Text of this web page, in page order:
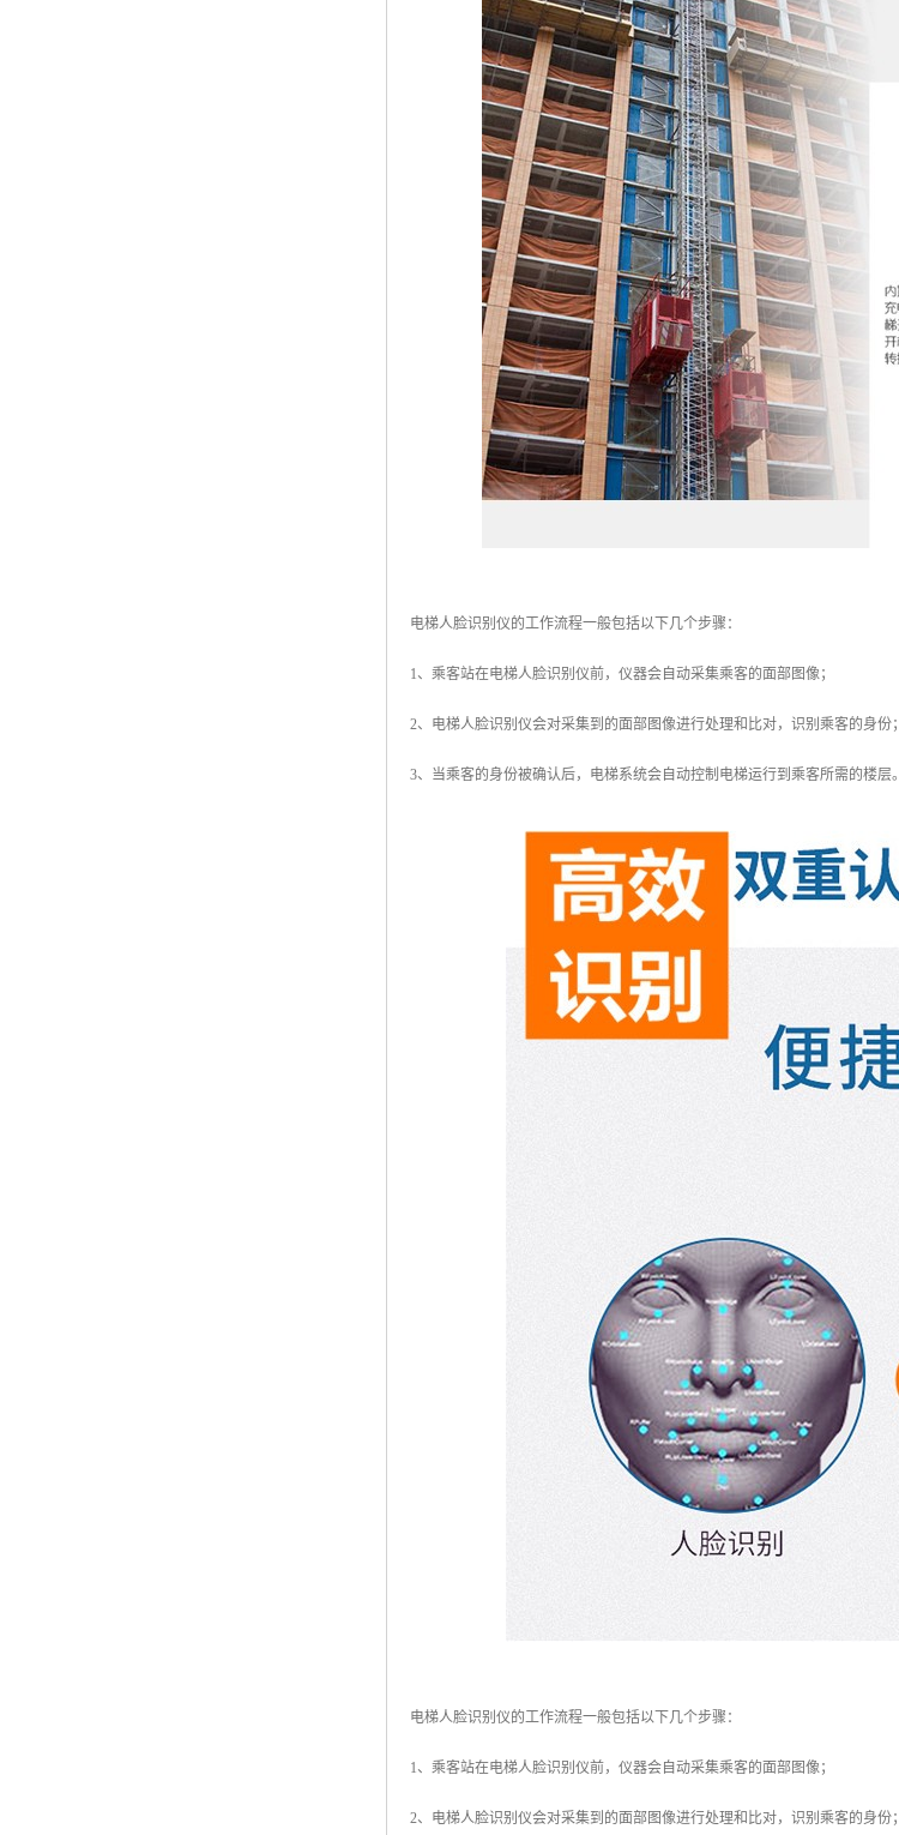
电梯人脸识别仪的工作流程一般包括以下几个步骤：
1、乘客站在电梯人脸识别仪前，仪器会自动采集乘客的面部图像；
2、电梯人脸识别仪会对采集到的面部图像进行处理和比对，识别乘客的身份；
3、当乘客的身份被确认后，电梯系统会自动控制电梯运行到乘客所需的楼层。
电梯人脸识别仪的工作流程一般包括以下几个步骤：
1、乘客站在电梯人脸识别仪前，仪器会自动采集乘客的面部图像；
2、电梯人脸识别仪会对采集到的面部图像进行处理和比对，识别乘客的身份；